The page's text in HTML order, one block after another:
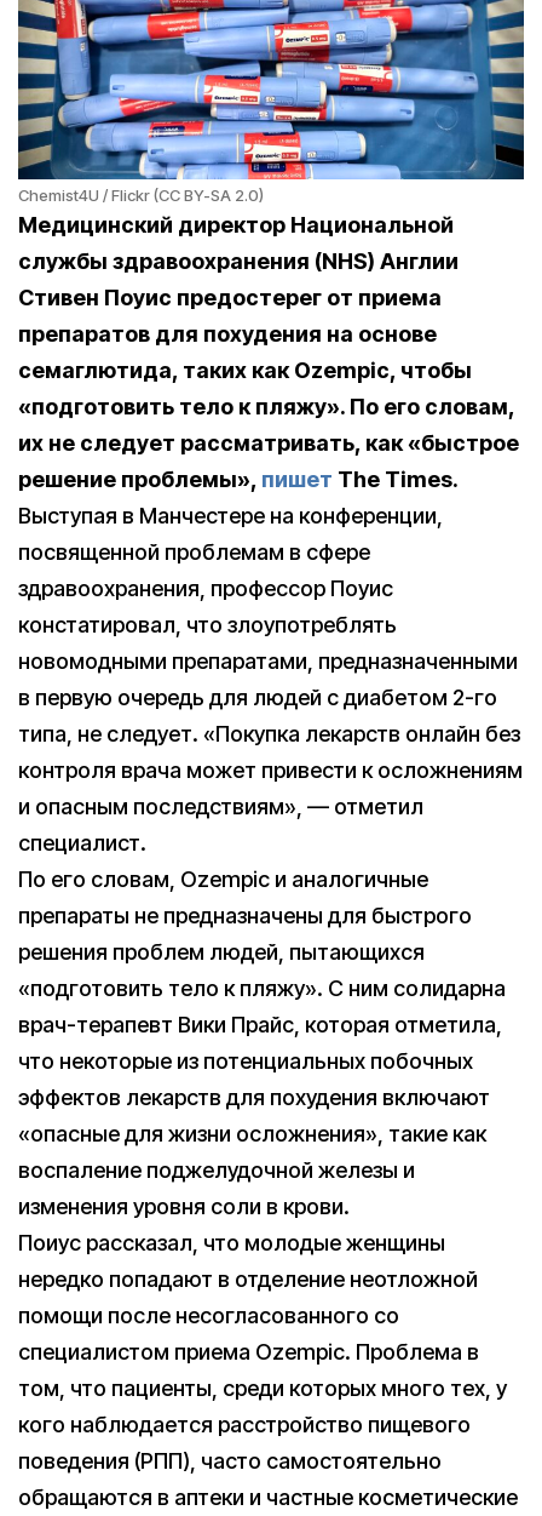
Chemist4U / Flickr (CC BY-SA 2.0)
Медицинский директор Национальной
службы здравоохранения (NHS) Англии
Стивен Поуис предостерег от приема
препаратов для похудения на основе
семаглютида, таких как Ozempic, чтобы
«подготовить тело к пляжу». По его словам,
их не следует рассматривать, как «быстрое
решение проблемы», пишет The Times.
Выступая в Манчестере на конференции,
посвященной проблемам в сфере
здравоохранения, профессор Поуис
констатировал, что злоупотреблять
новомодными препаратами, предназначенными
в первую очередь для людей с диабетом 2-го
типа, не следует. «Покупка лекарств онлайн без
контроля врача может привести к осложнениям
и опасным последствиям», — отметил
специалист.
По его словам, Ozempic и аналогичные
препараты не предназначены для быстрого
решения проблем людей, пытающихся
«подготовить тело к пляжу». С ним солидарна
врач-терапевт Вики Прайс, которая отметила,
что некоторые из потенциальных побочных
эффектов лекарств для похудения включают
«опасные для жизни осложнения», такие как
воспаление поджелудочной железы и
изменения уровня соли в крови.
Поиус рассказал, что молодые женщины
нередко попадают в отделение неотложной
помощи после несогласованного со
специалистом приема Ozempic. Проблема в
том, что пациенты, среди которых много тех, у
кого наблюдается расстройство пищевого
поведения (РПП), часто самостоятельно
обращаются в аптеки и частные косметические